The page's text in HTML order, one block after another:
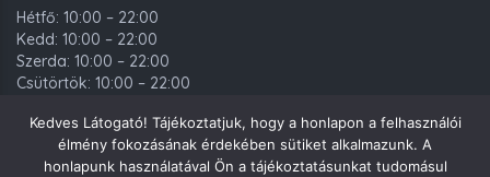
Hétfő: 10:00 – 22:00
Kedd: 10:00 – 22:00
Szerda: 10:00 – 22:00
Csütörtök: 10:00 – 22:00
Szombat: 10:00 – 00:00
Vasárnap: 10:00 – 22:00
Kedves Látogató! Tájékoztatjuk, hogy a honlapon a felhasználói
élmény fokozásának érdekében sütiket alkalmazunk. A
honlapunk használatával Ön a tájékoztatásunkat tudomásul